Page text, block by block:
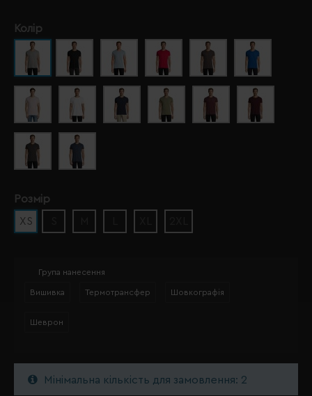
Колір
Розмір
XS
Група нанесення
Вишивка Термотрансфер Шовкографія
Шеврон
Мінімальна кількість для замовлення: 2